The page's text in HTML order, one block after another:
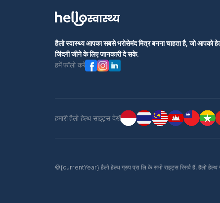
हैलो स्वास्थ्य आपका सबसे भरोसेमंद मित्र बनना चाहता है, जो आपको
जिंदगी जीने के लिए जानकारी दे सके.
हमें फॉलो करें
हमारी हैलो हेल्थ साइट्स देखें
©{currentYear} हैलो हेल्थ ग्रुप प्रा लि के सभी राइट्स रिसर्व हैं. हैलो हेल्थ